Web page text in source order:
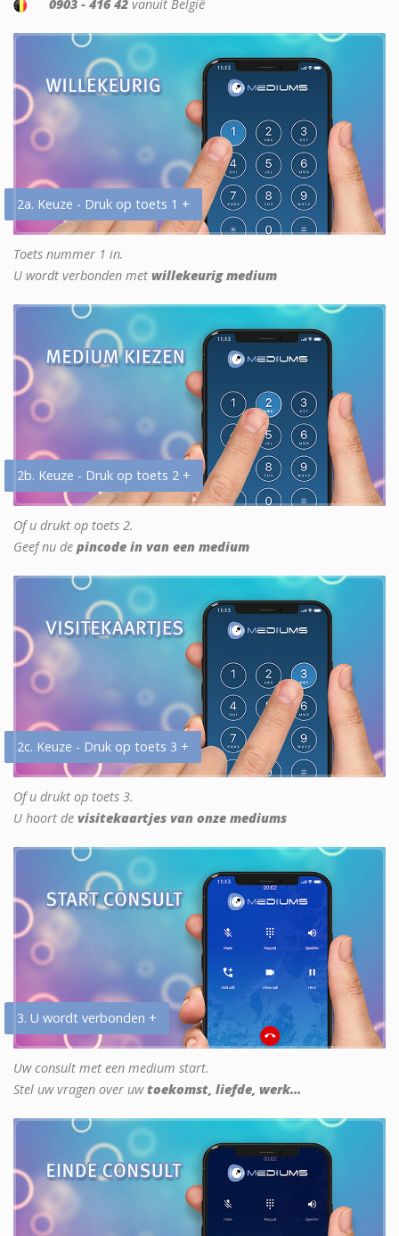
0903 - 416 42 vanuit België
2a. Keuze - Druk op toets 1 +
Toets nummer 1 in.
U wordt verbonden met willekeurig medium
2b. Keuze - Druk op toets 2 +
Of u drukt op toets 2.
Geef nu de pincode in van een medium
2c. Keuze - Druk op toets 3 +
Of u drukt op toets 3.
U hoort de visitekaartjes van onze mediums
3. U wordt verbonden +
Uw consult met een medium start.
Stel uw vragen over uwtoekomst, liefde, werk...